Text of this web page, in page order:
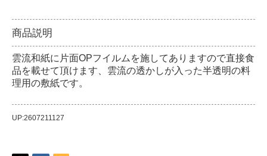
商品説明
雲流和紙に片面OPフイルムを施してありますので直接食
品を載せて頂けます、雲流の透かしが入った半透明の料
理用の敷紙です。
UP:2607211127